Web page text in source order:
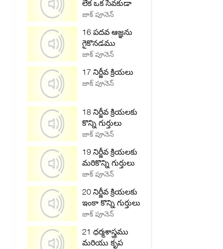
లేక ఒక సేవకుడా
జాక్ పూనెన్
16 పదవ ఆజ్ఞను
గైకొనడము
జాక్ పూనెన్
17 నిర్జీవ క్రియలు
జాక్ పూనెన్
18 నిర్జీవ క్రియలకు
కొన్ని గుర్తులు
జాక్ పూనెన్
19 నిర్జీవ క్రియలకు
మరికొన్ని గుర్తులు
జాక్ పూనెన్
20 నిర్జీవ క్రియలకు
ఇంకా కొన్ని గుర్తులు
జాక్ పూనెన్
21 ధర్మశాస్త్రము
మరియు కృప